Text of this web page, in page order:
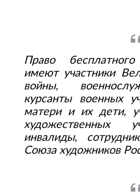
Право
имеют участники
войны,
курсанты военных
матери и их дети,
инвалиды,
Союза художников